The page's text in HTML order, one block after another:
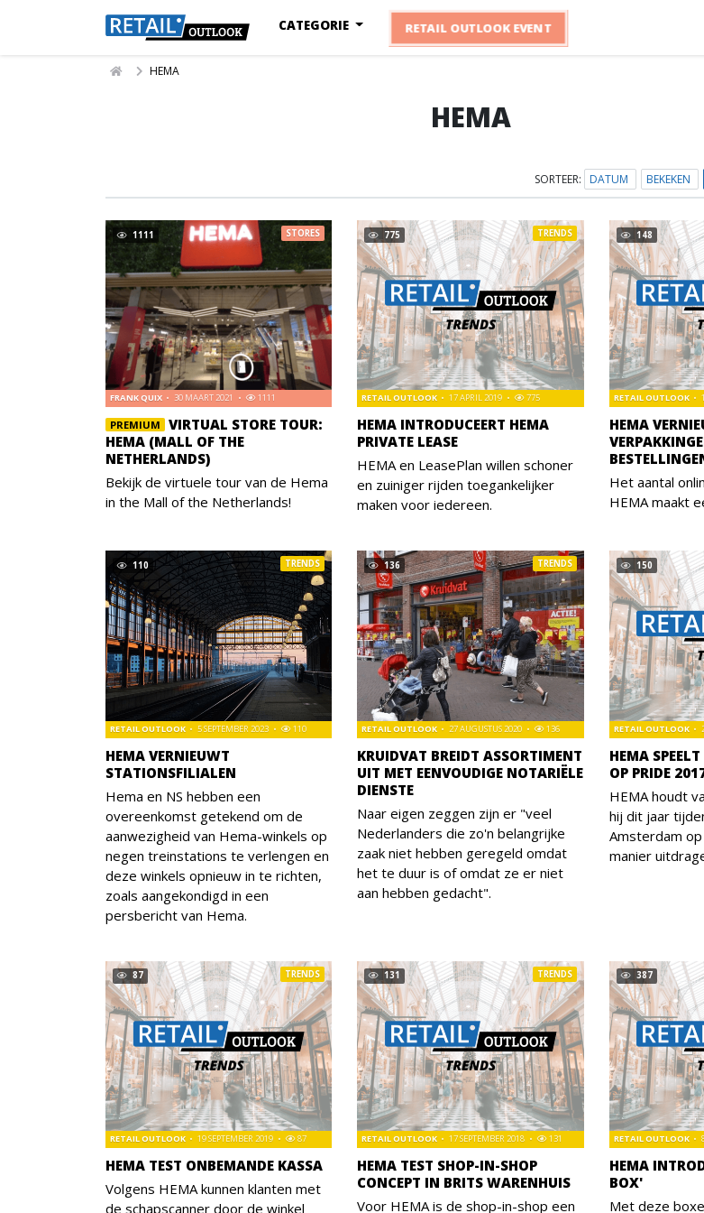
CATEGORIE RETAIL OUTLOOK EVENT
HEMA
HEMA
SORTEER: DATUM BEKEKEN
1111
PREMIUM
VIRTUAL STORE TOUR:
HEMA (MALL OF THE
NETHERLANDS)
FRANK QUIX 30 MAART 2021 1111
STORES
Bekijk de virtuele tour van de Hema
in the Mall of the Netherlands!
775
HEMA INTRODUCEERT HEMA
PRIVATE LEASE
RETAIL OUTLOOK 17 APRIL 2019 775
TRENDS
HEMA en LeasePlan willen schoner
en zuiniger rijden toegankelijker
maken voor iedereen.
148
HEMA
RETAIL OUTLOOK
Het aantal
HEMA maakt
110
HEMA VERNIEUWT
STATIONSFILIALEN
RETAIL OUTLOOK 5 SEPTEMBER 2023 110
TRENDS
Hema en NS hebben een
overeenkomst getekend om de
aanwezigheid van Hema-winkels op
negen treinstations te verlengen en
deze winkels opnieuw in te richten,
zoals aangekondigd in een
persbericht van Hema.
136
KRUIDVAT BREIDT ASSORTIMENT
UIT MET EENVOUDIGE NOTARIËLE
DIENSTE
RETAIL OUTLOOK 27 AUGUSTUS 2020 136
TRENDS
Naar eigen zeggen zijn er "veel
Nederlanders die zo'n belangrijke
zaak niet hebben geregeld omdat
het te duur is of omdat ze er niet
aan hebben gedacht".
150
HEMA
OP PRIDE
RETAIL OUTLOOK
HEMA houdt
hij dit jaar
Amsterdam
manier
87
HEMA TEST ONBEMANDE KASSA
RETAIL OUTLOOK 19 SEPTEMBER 2019 87
TRENDS
Volgens HEMA kunnen klanten met
de schapscanner door de winkel
131
HEMA TEST SHOP-IN-SHOP
CONCEPT IN BRITS WARENHUIS
RETAIL OUTLOOK 17 SEPTEMBER 2018 131
TRENDS
Voor HEMA is de shop-in-shop een
387
HEMA
BOX'
RETAIL OUTLOOK
Met deze